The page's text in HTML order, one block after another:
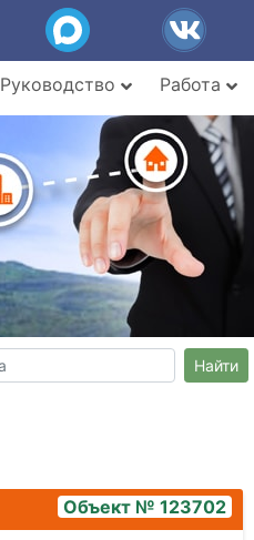
Руководство Работа
Найти
Объект № 123702